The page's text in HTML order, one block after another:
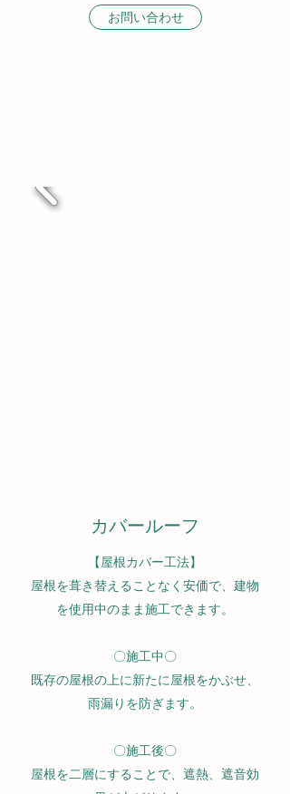
お問い合わせ
カバールーフ
【屋根カバー工法】
屋根を葺き替えることなく安価で、建物
を使用中のまま施工できます。
〇施工中〇
既存の屋根の上に新たに屋根をかぶせ、
雨漏りを防ぎます。
〇施工後〇
屋根を二層にすることで、遮熱、遮音効